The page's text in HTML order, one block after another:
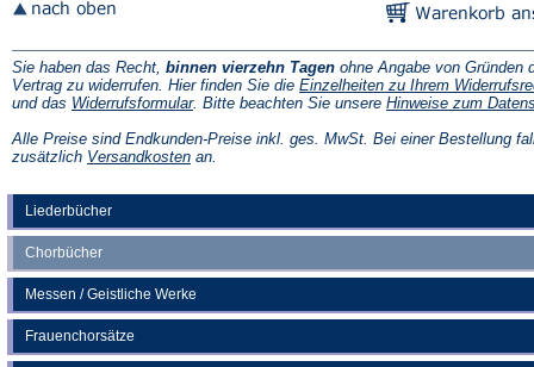
Liederbücher
Chorbücher
Messen / Geistliche Werke
Frauenchorsätze
Sie haben das Recht, binnen vierzehn Tagen ohne Angabe von Gründen
Vertrag zu widerrufen. Hier finden Sie die Einzelheiten zu Ihrem
und das Widerrufsformular(Öffnet
einem
neuen
. Bitte beachten Sie unsere Hinweise zum
Alle Preise sind Endkunden-Preise inkl. ges. MwSt. Bei einer Bestellung
zusätzlich Versandkosten(Öffnet
an.